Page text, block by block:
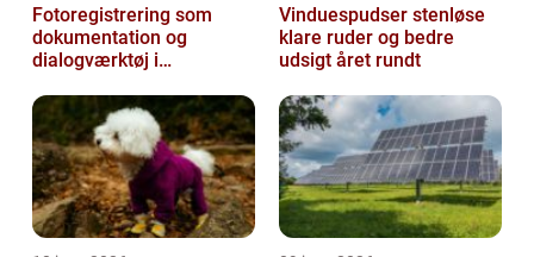
Fotoregistrering som
dokumentation og
dialogværktøj i
Vinduespudser stenløse
klare ruder og bedre
udsigt året rundt